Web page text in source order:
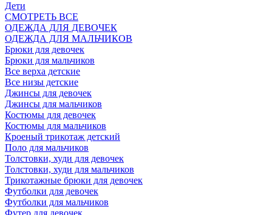
Дети
СМОТРЕТЬ ВСЕ
ОДЕЖДА ДЛЯ ДЕВОЧЕК
ОДЕЖДА ДЛЯ МАЛЬЧИКОВ
Брюки для девочек
Брюки для мальчиков
Все верха детские
Все низы детские
Джинсы для девочек
Джинсы для мальчиков
Костюмы для девочек
Костюмы для мальчиков
Кроеный трикотаж детский
Поло для мальчиков
Толстовки, худи для девочек
Толстовки, худи для мальчиков
Трикотажные брюки для девочек
Футболки для девочек
Футболки для мальчиков
Футер для девочек